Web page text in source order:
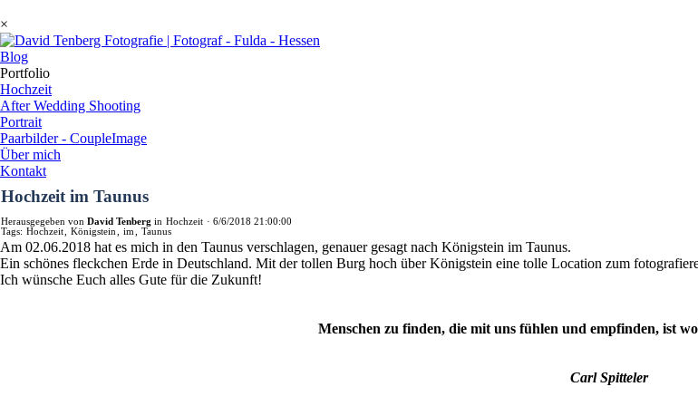
×
Blog
Portfolio
Hochzeit
After Wedding Shooting
Portrait
Paarbilder - CoupleImage
Über mich
Kontakt
Hochzeit im Taunus
Herausgegeben von David Tenberg in Hochzeit · 6/6/2018 21:00:00
Tags: Hochzeit Königstein im Taunus
Am 02.06.2018 hat es mich in den Taunus verschlagen, genauer gesagt nach Königstein im Taunus.
Ein schönes fleckchen Erde in Deutschland. Mit der tollen Burg hoch über Königstein eine tolle Location zum
Ich wünsche Euch alles Gute für die Zukunft!
Menschen zu finden, die mit uns fühlen und empfinden, ist
Carl Spitteler